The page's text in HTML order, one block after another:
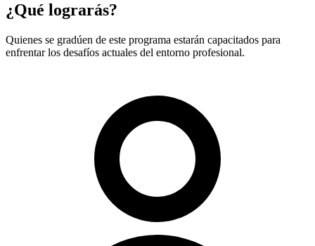
¿Qué lograrás?
Quienes se gradúen de este programa estarán capacitados para
enfrentar los desafíos actuales del entorno profesional.